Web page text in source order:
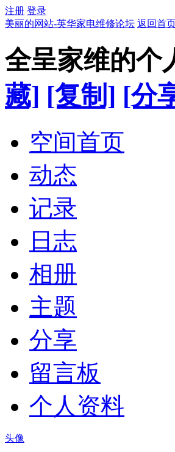
注册 登录
美丽的网站-英华家电维修论坛 返回首
全呈家维的个
藏] [复制] [分
空间首页
动态
记录
日志
相册
主题
分享
留言板
个人资料
头像